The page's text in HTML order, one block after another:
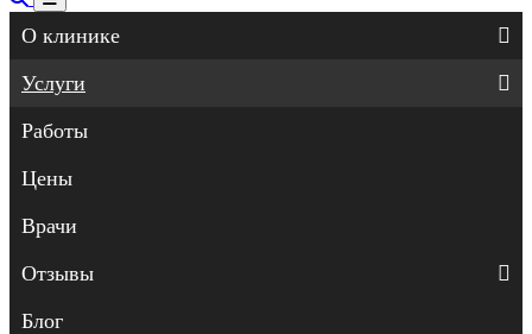
О клинике
Услуги
Работы
Цены
Врачи
Отзывы
Блог